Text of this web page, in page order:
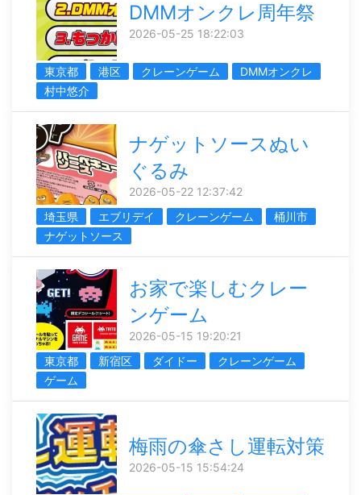
DMMオンクレ周年祭
2026-05-25 18:22:03
東京都 港区 クレーンゲーム
DMMオンクレ
村中悠介
ナゲットソースぬい
ぐるみ
2026-05-22 12:37:42
埼玉県
エブリデイ クレーンゲーム
桶川市
ナゲットソース
お家で楽しむクレー
ンゲーム
2026-05-15 19:20:21
東京都
新宿区 ダイドー
クレーンゲーム
ゲーム
梅雨の傘さし運転対策
2026-05-15 15:54:24